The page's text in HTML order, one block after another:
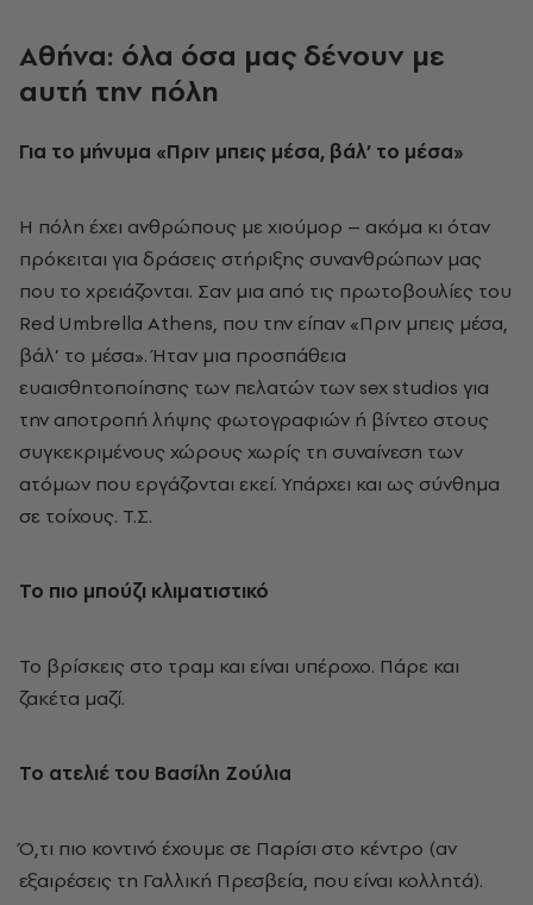
Αθήνα: όλα όσα μας δένουν με
αυτή την πόλη
Για το μήνυμα «Πριν μπεις μέσα, βάλ’ το μέσα»
Η πόλη έχει ανθρώπους με χιούμορ – ακόμα κι όταν
πρόκειται για δράσεις στήριξης συνανθρώπων μας
που το χρειάζονται. Σαν μια από τις πρωτοβουλίες του
Red Umbrella Athens, που την είπαν «Πριν μπεις μέσα,
βάλ’ το μέσα». Ήταν μια προσπάθεια
ευαισθητοποίησης των πελατών των sex studios για
την αποτροπή λήψης φωτογραφιών ή βίντεο στους
συγκεκριμένους χώρους χωρίς τη συναίνεση των
ατόμων που εργάζονται εκεί. Υπάρχει και ως σύνθημα
σε τοίχους. Τ.Σ.
Το πιο μπούζι κλιματιστικό
Το βρίσκεις στο τραμ και είναι υπέροχο. Πάρε και
ζακέτα μαζί.
Το ατελιέ του Βασίλη Ζούλια
Ό,τι πιο κοντινό έχουμε σε Παρίσι στο κέντρο (αν
εξαιρέσεις τη Γαλλική Πρεσβεία, που είναι κολλητά).